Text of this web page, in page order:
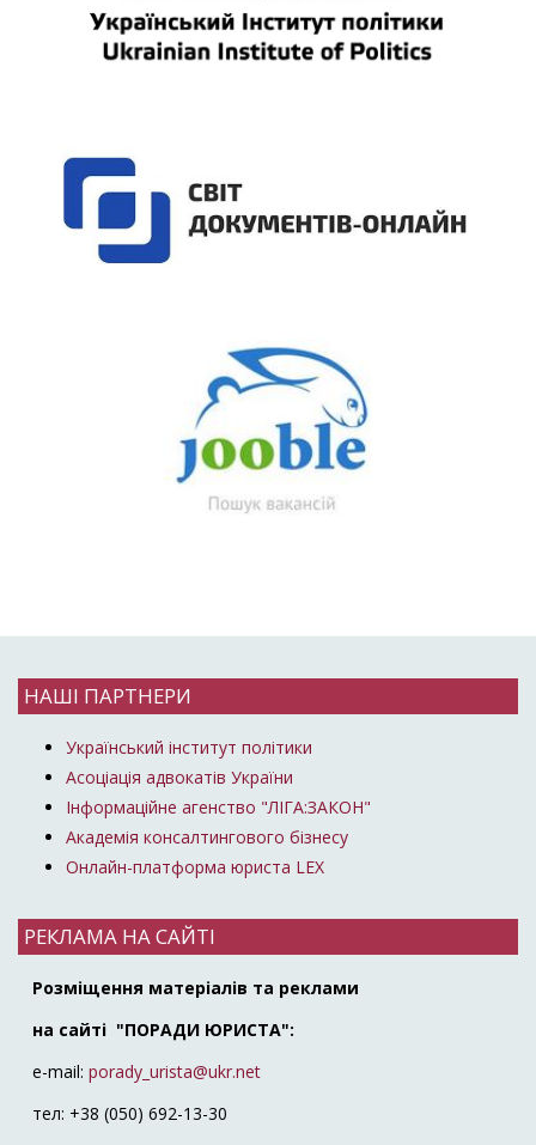
НАШІ ПАРТНЕРИ
Український інститут політики
Асоціація адвокатів України
Інформаційне агенство "ЛІГА:ЗАКОН"
Академія консалтингового бізнесу
Онлайн-платформа юриста LEX
РЕКЛАМА НА САЙТІ
Розміщення матеріалів та реклами
на сайті "ПОРАДИ ЮРИСТА":
e-mail: porady_urista@ukr.net
тел: +38 (050) 692-13-30